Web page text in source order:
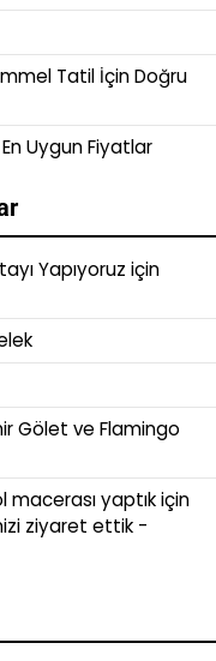
Tatil İçin Doğru
Uygun Fiyatlar
Yapıyoruz için
Gölet ve Flamingo
macerası yaptıkiçin
ziyaret ettik -